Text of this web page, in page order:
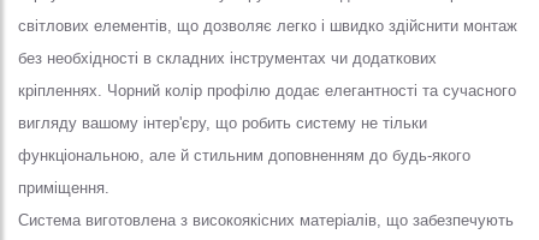
світлових елементів, що дозволяє легко і швидко здійснити монтаж
без необхідності в складних інструментах чи додаткових
кріпленнях. Чорний колір профілю додає елегантності та сучасного
вигляду вашому інтер'єру, що робить систему не тільки
функціональною, але й стильним доповненням до будь-якого
приміщення.
Система виготовлена з високоякісних матеріалів, що забезпечують